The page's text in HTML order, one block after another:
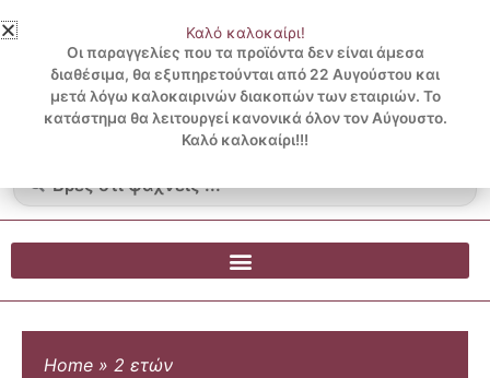
στο
περιεχόμενο
3 ΔΟΣΕΙΣ ΧΩΡΙΣ ΠΙΣΤΩΤΙΚΗ ΜΕ KLARNA
...
Λογαριασμός
Blog
0.00€
0
Cart
Home » 2 ετών
Καλό καλοκαίρι!
Οι παραγγελίες που τα προϊόντα δεν είναι άμεσα
διαθέσιμα, θα εξυπηρετούνται από 22 Αυγούστου και
μετά λόγω καλοκαιρινών διακοπών των εταιριών. Το
κατάστημα θα λειτουργεί κανονικά όλον τον Αύγουστο.
Καλό καλοκαίρι!!!